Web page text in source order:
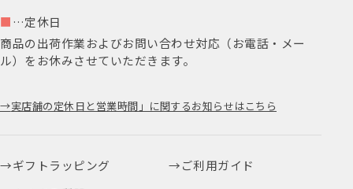
■ …定休日
商品の出荷作業およびお問い合わせ対応（お電話・メー
ル）をお休みさせていただきます。
実店舗の定休日と営業時間」に関するお知らせはこちら
ギフトラッピング
ご利用ガイド